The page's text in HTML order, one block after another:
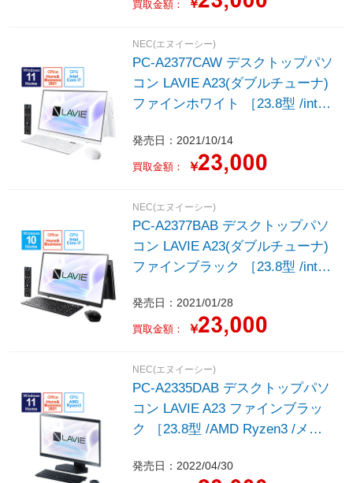
買取金額： ￥
NEC(エヌイーシー)
PC-A2377CAW デスクトップパソ
コン LAVIE A23(ダブルチューナ)
ファインホワイト ［23.8型 /intel
1TB /2021年秋冬モデル］
発売日：2021/10/14
買取金額： ￥
NEC(エヌイーシー)
PC-A2377BAB デスクトップパソ
コン LAVIE A23(ダブルチューナ)
ファインブラック ［23.8型 /intel
1TB /2021年春モデル］
発売日：2021/01/28
買取金額： ￥
NEC(エヌイーシー)
PC-A2335DAB デスクトップパソ
コン LAVIE A23 ファインブラッ
ク ［23.8型 /AMD Ryzen3 /メモ
春モデル］
発売日：2022/04/30